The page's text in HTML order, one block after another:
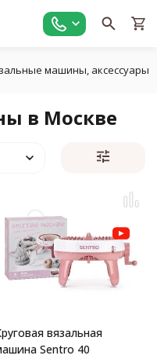
машины, аксессуары
в Москве
вязальная
Sentro 40